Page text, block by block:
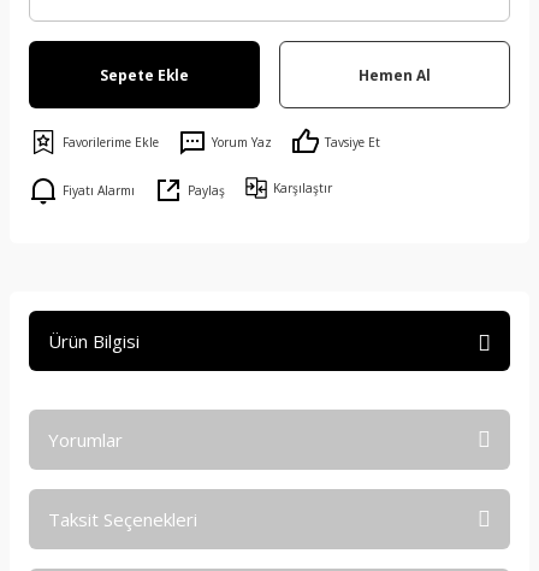
Sepete Ekle Hemen Al
Yorum Yaz Tavsiye Et
Fiyatı Alarmı Paylaş Karşılaştır
Ürün Bilgisi
Yorumlar
Taksit Seçenekleri